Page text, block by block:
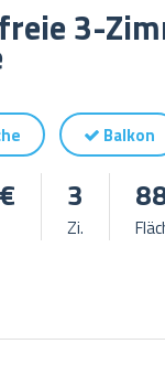
3-
Balkon
3
Zi.